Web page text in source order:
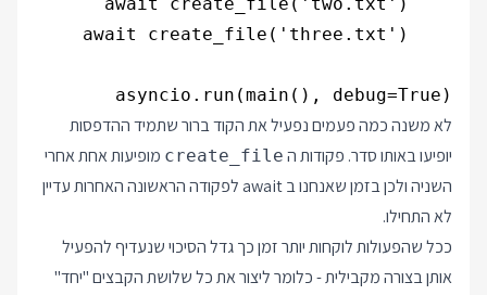
asyncio.run(main(), debug=True)
לא משנה כמה פעמים נפעיל את הקוד ברור שתמיד ההדפסות
יופיעו באותו סדר. פקודות ה create_file מופיעות אחת אחרי
השניה ולכן בזמן שאנחנו ב await לפקודה הראשונה האחרות עדיין
לא התחילו.
ככל שהפעולות לוקחות יותר זמן כך גדל הסיכוי שנעדיף להפעיל
אותן בצורה מקבילית - כלומר ליצור את כל שלושת הקבצים "יחד"